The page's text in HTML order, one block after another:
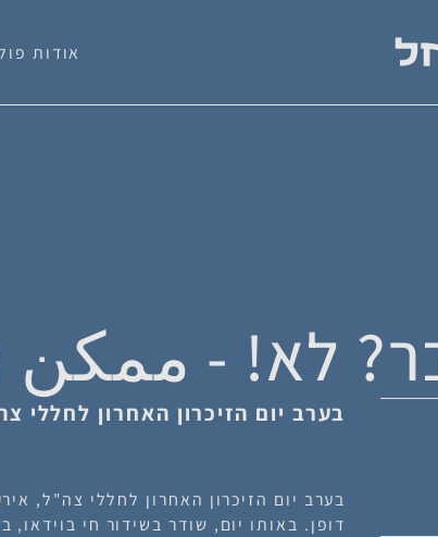
אודות
לא! - ممكن
בערב יום הזיכרון האחרון לחללי
בערב יום הזיכרון האחרון לחללי צה"ל,
דופן. באותו יום, שודר בשידור חי